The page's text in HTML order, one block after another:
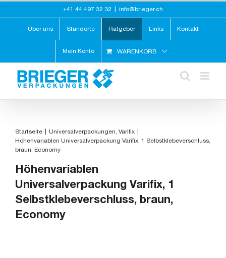
springen
+41 44 497 32 32 info@brieger.ch
Über uns Standorte Ratgeber Links Kontakt
Mein Konto WARENKORB
Startseite Universalverpackungen
Varifix
Höhenvariablen Universalverpackung Varifix, 1 Selbstklebeverschluss,
braun, Economy
Höhenvariablen
Universalverpackung Varifix, 1
Selbstklebeverschluss, braun,
Economy